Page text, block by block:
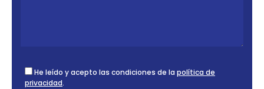
He leído y acepto las condiciones de la política de
privacidad.